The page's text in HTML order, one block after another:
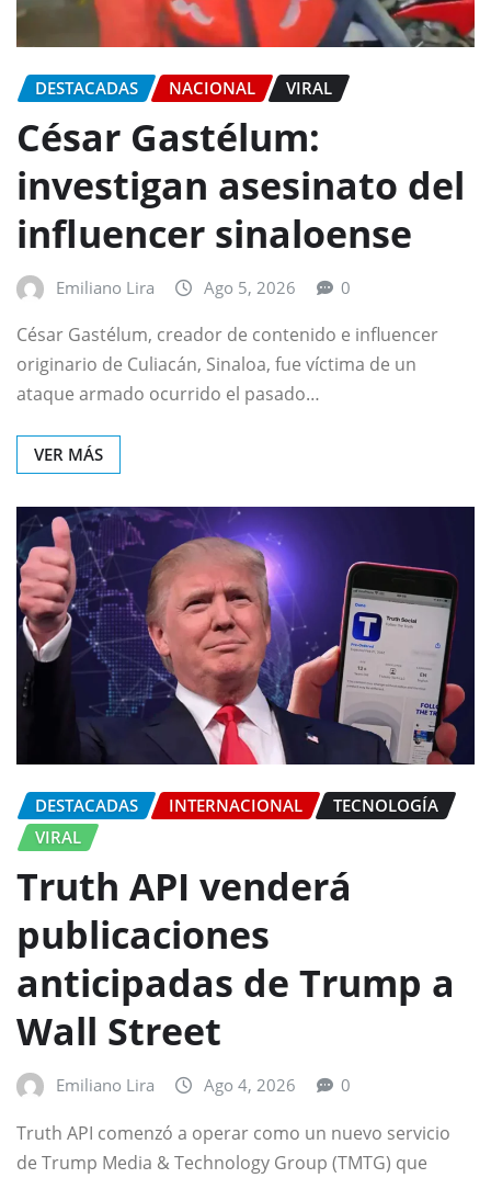
DESTACADAS NACIONAL VIRAL
César Gastélum:
investigan asesinato del
influencer sinaloense
Emiliano Lira Ago 5, 2026 0
César Gastélum, creador de contenido e influencer
originario de Culiacán, Sinaloa, fue víctima de un
ataque armado ocurrido el pasado…
VER MÁS
DESTACADAS INTERNACIONAL
TECNOLOGÍA
VIRAL
Truth API venderá
publicaciones
anticipadas de Trump a
Wall Street
Emiliano Lira Ago 4, 2026 0
Truth API comenzó a operar como un nuevo servicio
de Trump Media & Technology Group (TMTG) que